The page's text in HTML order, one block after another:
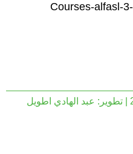
عبد الهادي اطويل